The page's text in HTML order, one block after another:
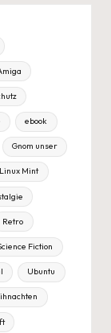
ebook
Gnom unser
Linux Mint
Retro
Fiction
Ubuntu